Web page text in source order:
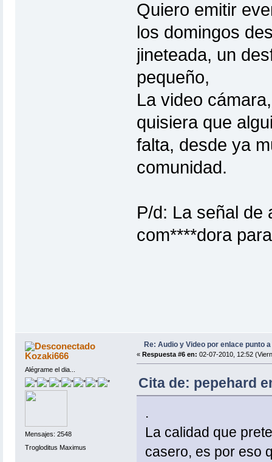
Quiero emitir
los domingos
jineteada, un
pequeño,
La video
quisiera que
falta, desde ya
comunidad.
P/d: La señal de
com****dora
Kozaki666
Alégrame el dia...
Mensajes: 2548
Trogloditus Maximus
Re: Audio y Video por enlace punto
« Respuesta #6 en: 02-07-2010, 12:52
Cita de: pepehard
.
La calidad que
casero, es por eso